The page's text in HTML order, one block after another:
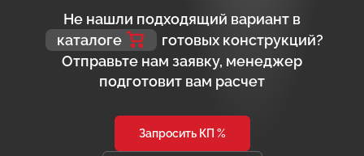
Не нашли подходящий вариант в
каталоге
готовых конструкций?
Отправьте нам заявку, менеджер
подготовит вам расчет
Запросить КП %